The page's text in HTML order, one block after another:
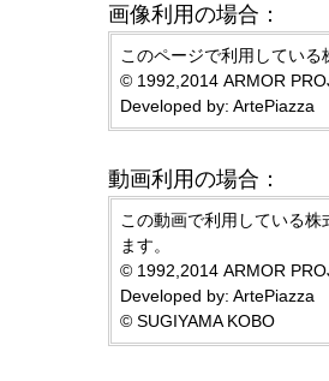
画像利用の場合：
このページで利用してい
© 1992,2014 ARMOR
Developed by: ArtePiazza
動画利用の場合：
この動画で利用している
ます。
© 1992,2014 ARMOR
Developed by: ArtePiazza
© SUGIYAMA KOBO